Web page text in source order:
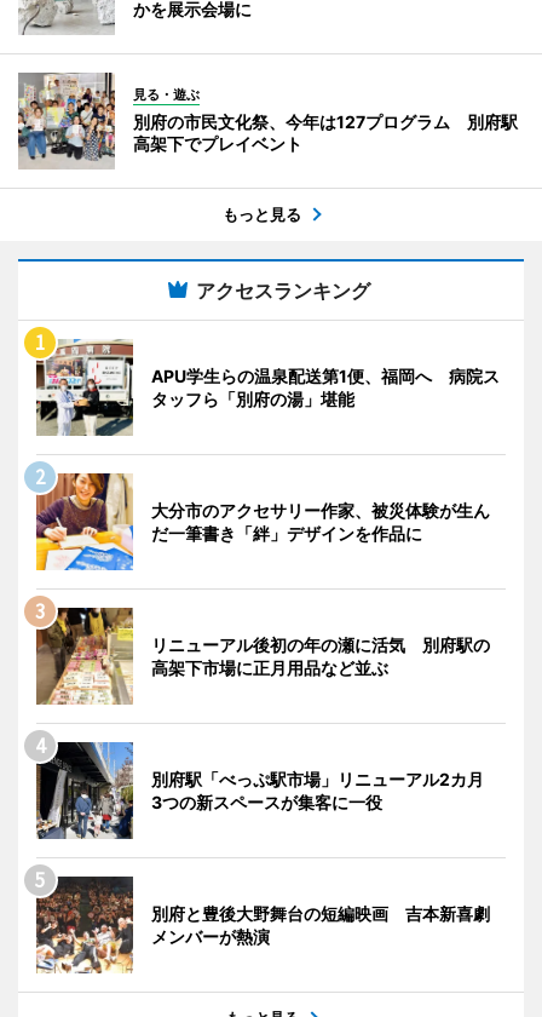
かを展示会場に
見る・遊ぶ
別府の市民文化祭、今年は127プログラム 別府駅
高架下でプレイベント
もっと見る
アクセスランキング
APU学生らの温泉配送第1便、福岡へ 病院ス
タッフら「別府の湯」堪能
大分市のアクセサリー作家、被災体験が生ん
だ一筆書き「絆」デザインを作品に
リニューアル後初の年の瀬に活気 別府駅の
高架下市場に正月用品など並ぶ
別府駅「べっぷ駅市場」リニューアル2カ月
3つの新スペースが集客に一役
別府と豊後大野舞台の短編映画 吉本新喜劇
メンバーが熱演